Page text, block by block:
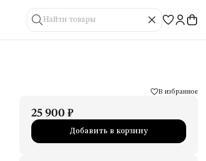
В избранное
25 900 ₽
Добавить в корзину